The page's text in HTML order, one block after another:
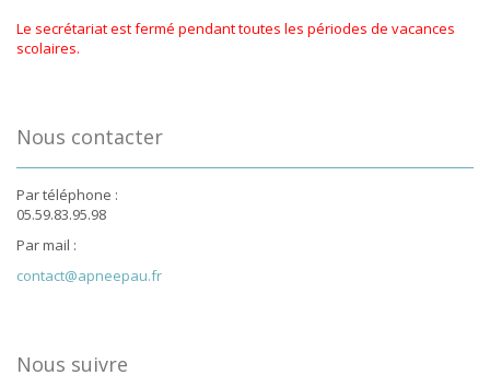
Le secrétariat est fermé pendant toutes les périodes de vacances
scolaires.
Nous contacter
Par téléphone :
05.59.83.95.98
Par mail :
contact@apneepau.fr
Nous suivre